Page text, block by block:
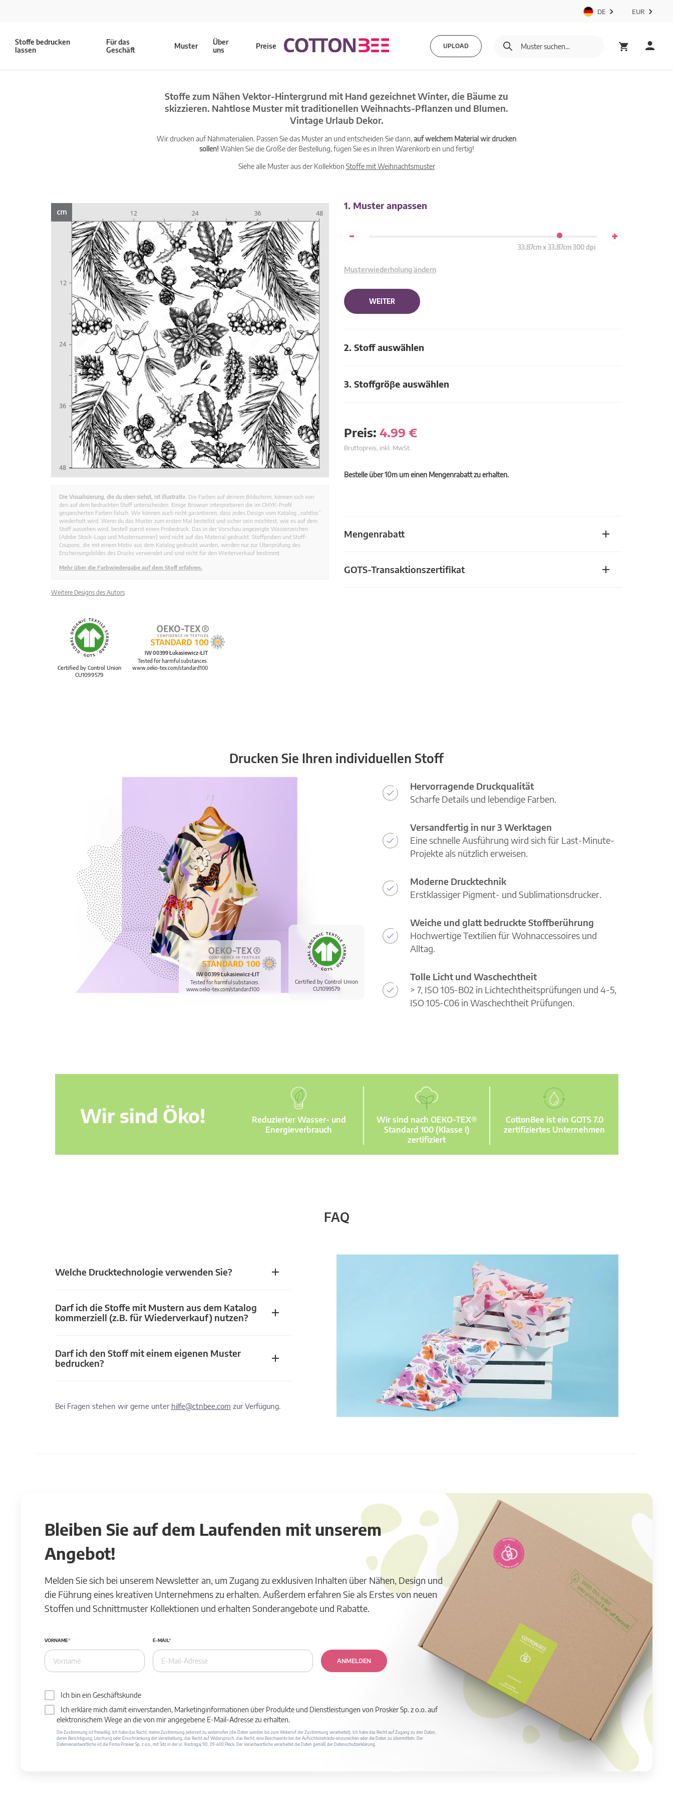
DE EUR
Stoffe bedrucken
lassen
Für das
Geschäft
Muster
Über
uns
Preise UPLOAD
Stoffe zum Nähen Vektor-Hintergrund mit Hand gezeichnet Winter, die Bäume zu
skizzieren. Nahtlose Muster mit traditionellen Weihnachts-Pflanzen und Blumen.
Vintage Urlaub Dekor.
Wir drucken auf Nähmaterialien. Passen Sie das Muster an und entscheiden Sie dann,auf welchem Material wir drucken
sollen! Wählen Sie die Größe der Bestellung, fügen Sie es in Ihren Warenkorb ein und fertig!
Siehe alle Muster aus der Kollektion Stoffe mit Weihnachtsmuster
1. Muster anpassen
-
33.87cm x 33.87cm 300 dpi
+
Musterwiederholung ändern
WEITER
2. Stoff auswählen
3. Stoffgröβe auswählen
Preis: 4.99 €
Bruttopreis, inkl. MwSt.
Bestelle über 10m um einen Mengenrabatt zu erhalten.
Mengenrabatt
GOTS-Transaktionszertifikat
Die Visualisierung, die du oben siehst, ist illustrativ. Die Farben auf deinem Bildschirm, können sich von
den auf dem bedruckten Stoff unterscheiden. Einige Browser interpretieren die im CMYK-Profil
gespeicherten Farben falsch. Wir können auch nicht garantieren, dass jedes Design vom Katalog „nahtlos”
wiederholt wird. Wenn du das Muster zum ersten Mal bestellst und sicher sein möchtest, wie es auf dem
Stoff aussehen wird, bestell zuerst einen Probedruck. Das in der Vorschau angezeigte Wasserzeichen
(Adobe Stock-Logo und Musternummer) wird nicht auf das Material gedruckt. Stoffproben und Stoff-
Coupons, die mit einem Motiv aus dem Katalog gedruckt wurden, werden nur zur Überprüfung des
Erscheinungsbildes des Drucks verwendet und sind nicht für den Weiterverkauf bestimmt.
Mehr über die Farbwiedergabe auf dem Stoff erfahren.
Weitere Designs des Autors
Certified by Control Union
CU1099579
IW 00399 Łukasiewicz-ŁIT
Tested for harmful substances.
www.oeko-tex.com/standard100
Drucken Sie Ihren individuellen Stoff
Certified by Control Union
CU1099579
IW 00399 Łukasiewicz-ŁIT
Tested for harmful substances.
www.oeko-tex.com/standard100
Hervorragende Druckqualität
Scharfe Details und lebendige Farben.
Versandfertig in nur 3 Werktagen
Eine schnelle Ausführung wird sich für Last-Minute-
Projekte als nützlich erweisen.
Moderne Drucktechnik
Erstklassiger Pigment- und Sublimationsdrucker.
Weiche und glatt bedruckte Stoffberührung
Hochwertige Textilien für Wohnaccessoires und
Alltag.
Tolle Licht und Waschechtheit
> 7, ISO 105-B02 in Lichtechtheitsprüfungen und 4-5,
ISO 105-C06 in Waschechtheit Prüfungen.
Wir sind Öko!
Reduzierter Wasser- und
Energieverbrauch
Wir sind nach OEKO-TEX®
Standard 100 (Klasse I)
zertifiziert
CottonBee ist ein GOTS 7.0
zertifiziertes Unternehmen
FAQ
Welche Drucktechnologie verwenden Sie?
Darf ich die Stoffe mit Mustern aus dem Katalog
kommerziell (z.B. für Wiederverkauf) nutzen?
Darf ich den Stoff mit einem eigenen Muster
bedrucken?
Bei Fragen stehen wir gerne unter hilfe@ctnbee.com zur Verfügung.
Bleiben Sie auf dem Laufenden mit unserem
Angebot!
Melden Sie sich bei unserem Newsletter an, um Zugang zu exklusiven Inhalten über Nähen, Design und
die Führung eines kreativen Unternehmens zu erhalten. Außerdem erfahren Sie als Erstes von neuen
Stoffen und Schnittmuster Kollektionen und erhalten Sonderangebote und Rabatte.
VORNAME E-MAIL
ANMELDEN
Ich bin ein Geschäftskunde
Ich erkläre mich damit einverstanden, Marketinginformationen über Produkte und Dienstleistungen von Prosker Sp. z o.o. auf
elektronischem Wege an die von mir angegebene E-Mail-Adresse zu erhalten.
Die Zustimmung ist freiwillig. Ich habe das Recht, meine Zustimmung jederzeit zu widerrufen (die Daten werden bis zum Widerruf der Zustimmung verarbeitet). Ich habe das Recht auf Zugang zu den Daten,
deren Berichtigung, Löschung oder Einschränkung der Verarbeitung, das Recht auf Widerspruch, das Recht, eine Beschwerde bei der Aufsichtsbehörde einzureichen oder die Daten zu übermitteln. Der
Datenverantwortliche ist die Firma Prosker Sp. z o.o., mit Sitz in der ul. Kostrogaj 9D, 09-400 Płock. Der Verantwortliche verarbeitet die Daten gemäß der Datenschutzerklärung.